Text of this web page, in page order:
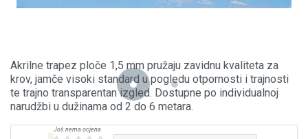
Akrilne trapez ploče 1,5 mm pružaju zavidnu kvaliteta za
krov, jamče visoki standard u pogledu otpornosti i trajnosti
te trajno transparentan izgled. Dostupne po individualnoj
narudžbi u dužinama od 2 do 6 metara.